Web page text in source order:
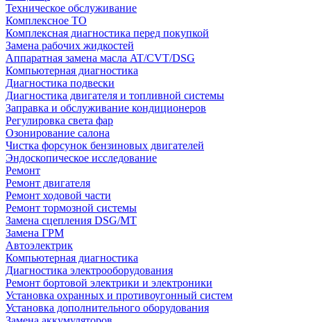
Техническое обслуживание
Комплексное ТО
Комплексная диагностика перед покупкой
Замена рабочих жидкостей
Аппаратная замена масла AT/CVT/DSG
Компьютерная диагностика
Диагностика подвески
Диагностика двигателя и топливной системы
Заправка и обслуживание кондиционеров
Регулировка света фар
Озонирование салона
Чистка форсунок бензиновых двигателей
Эндоскопическое исследование
Ремонт
Ремонт двигателя
Ремонт ходовой части
Ремонт тормозной системы
Замена сцепления DSG/MT
Замена ГРМ
Автоэлектрик
Компьютерная диагностика
Диагностика электрооборудования
Ремонт бортовой электрики и электроники
Установка охранных и противоугонный систем
Установка дополнительного оборудования